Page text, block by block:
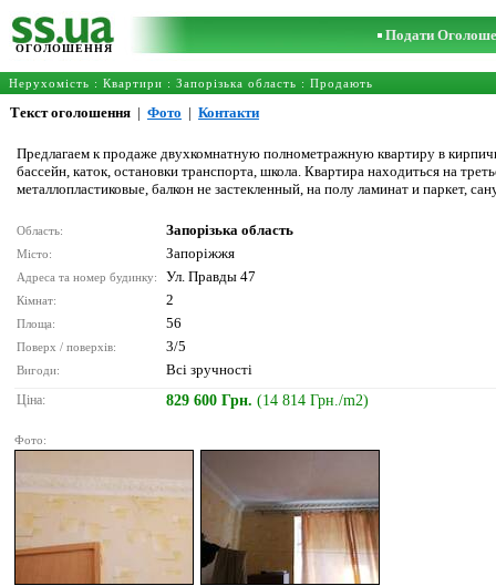
ОГОЛОШЕННЯ
Подати
Нерухомість : Квартири : Запорізька область : Продають
Текст оголошення | Фото | Контакти
Предлагаем к продаже двухкомнатную полнометражную квартиру в
бассейн, каток, остановки транспорта, школа. Квартира находиться на
металлопластиковые, балкон не застекленный, на полу ламинат и паркет,
Область: Запорізька область
Місто: Запоріжжя
Адреса та номер будинку: Ул. Правды 47
Кімнат: 2
Площа: 56
Поверх / поверхів: 3/5
Вигоди: Всі зручності
Ціна: 829 600 Грн. (14 814 Грн./m2)
Фото: